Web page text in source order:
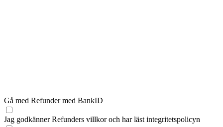
Gå med Refunder med BankID
Jag godkänner Refunders villkoroch har läst integritetspolicyn